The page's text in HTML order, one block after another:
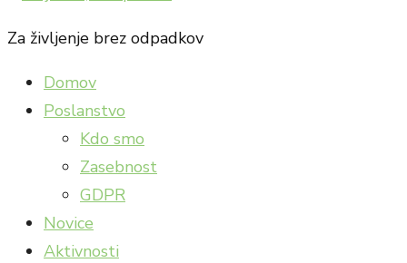
Za življenje brez odpadkov
Domov
Poslanstvo
Kdo smo
Zasebnost
GDPR
Novice
Aktivnosti